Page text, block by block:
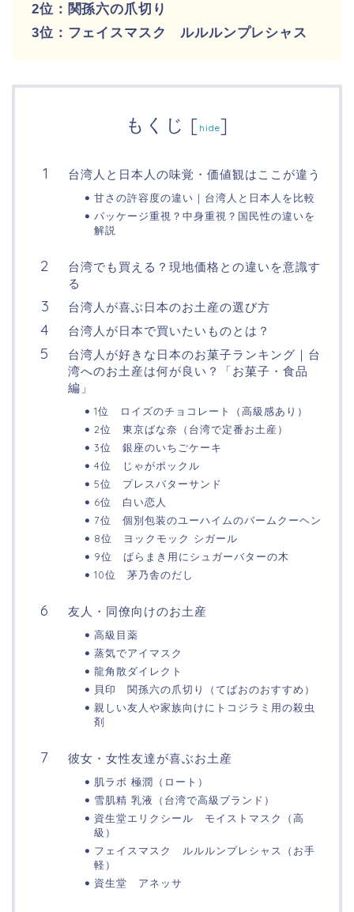
2位：関孫六の爪切り
3位：フェイスマスク ルルルンプレシャス
もくじ [ hide]
台湾人と日本人の味覚・価値観はここが違う
甘さの許容度の違い｜台湾人と日本人を比較
パッケージ重視？中身重視？国民性の違いを
解説
台湾でも買える？現地価格との違いを意識す
る
台湾人が喜ぶ日本のお土産の選び方
台湾人が日本で買いたいものとは？
台湾人が好きな日本のお菓子ランキング｜台
湾へのお土産は何が良い？「お菓子・食品
編」
1位 ロイズのチョコレート（高級感あり）
2位 東京ばな奈（台湾で定番お土産）
3位 銀座のいちごケーキ
4位 じゃがポックル
5位 プレスバターサンド
6位 白い恋人
7位 個別包装のユーハイムのバームクーヘン
8位 ヨックモック シガール
9位 ばらまき用にシュガーバターの木
10位 茅乃舎のだし
友人・同僚向けのお土産
高級目薬
蒸気でアイマスク
龍角散ダイレクト
貝印 関孫六の爪切り（てばおのおすすめ）
親しい友人や家族向けにトコジラミ用の殺虫
剤
彼女・女性友達が喜ぶお土産
肌ラボ 極潤（ロート）
雪肌精 乳液（台湾で高級ブランド）
資生堂エリクシール モイストマスク（高
級）
フェイスマスク ルルルンプレシャス（お手
軽）
資生堂 アネッサ